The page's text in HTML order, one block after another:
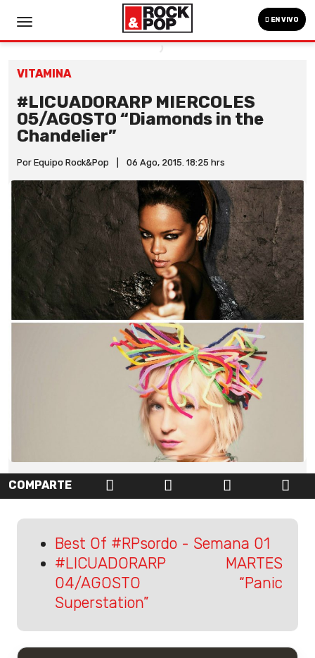
EN VIVO
VITAMINA
#LICUADORARP MIERCOLES
05/AGOSTO “Diamonds in the
Chandelier”
Por Equipo Rock&Pop 06 Ago, 2015. 18:25 hrs
COMPARTE
Best Of #RPsordo - Semana 01
#LICUADORARP MARTES
04/AGOSTO “Panic
Superstation”